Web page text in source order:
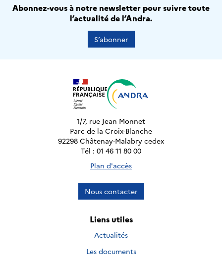
Abonnez-vous à notre newsletter pour suivre toute
l’actualité de l’Andra.
S’abonner
1/7, rue Jean Monnet
Parc de la Croix-Blanche
92298 Châtenay-Malabry cedex
Tél : 01 46 11 80 00
Plan d'accès
Nous contacter
Liens utiles
Actualités
Les documents